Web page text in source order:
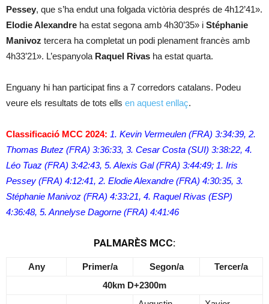
Pessey, que s’ha endut una folgada victòria després de 4h12’41».
Elodie Alexandre ha estat segona amb 4h30’35» i Stéphanie
Manivoz tercera ha completat un podi plenament francès amb
4h33’21». L’espanyola Raquel Rivas ha estat quarta.
Enguany hi han participat fins a 7 corredors catalans. Podeu
veure els resultats de tots ells en aquest enllaç.
Classificació MCC 2024: 1. Kevin Vermeulen (FRA) 3:34:39, 2.
Thomas Butez (FRA) 3:36:33, 3. Cesar Costa (SUI) 3:38:22, 4.
Léo Tuaz (FRA) 3:42:43, 5. Alexis Gal (FRA) 3:44:49; 1. Iris
Pessey (FRA) 4:12:41, 2. Elodie Alexandre (FRA) 4:30:35, 3.
Stéphanie Manivoz (FRA) 4:33:21, 4. Raquel Rivas (ESP)
4:36:48, 5. Annelyse Dagorne (FRA) 4:41:46
PALMARÈS MCC:
Any Primer/a Segon/a
Tercer/a
40km D+2300m